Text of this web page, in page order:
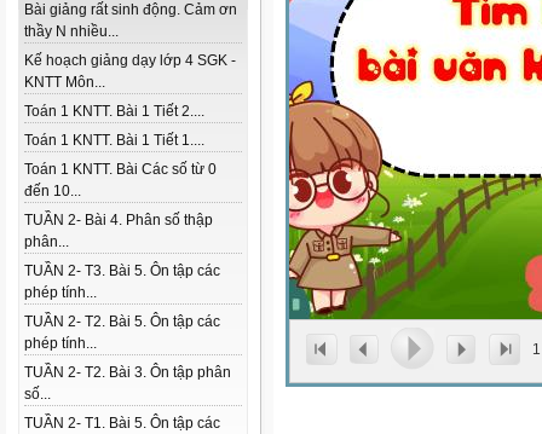
Bài giảng rất sinh động. Cảm ơn
thầy N nhiều...
Kế hoạch giảng dạy lớp 4 SGK -
KNTT Môn...
Toán 1 KNTT. Bài 1 Tiết 2....
Toán 1 KNTT. Bài 1 Tiết 1....
Toán 1 KNTT. Bài Các số từ 0
đến 10...
TUẦN 2- Bài 4. Phân số thập
phân...
TUẦN 2- T3. Bài 5. Ôn tập các
phép tính...
TUẦN 2- T2. Bài 5. Ôn tập các
phép tính...
TUẦN 2- T2. Bài 3. Ôn tập phân
số...
TUẦN 2- T1. Bài 5. Ôn tập các
1